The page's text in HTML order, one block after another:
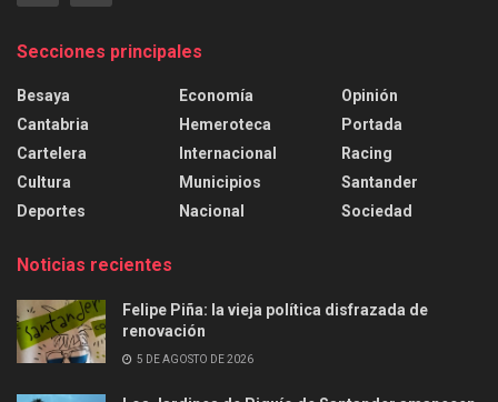
Secciones principales
Besaya
Cantabria
Cartelera
Cultura
Deportes
Economía
Hemeroteca
Internacional
Municipios
Nacional
Opinión
Portada
Racing
Santander
Sociedad
Noticias recientes
Felipe Piña: la vieja política disfrazada de
renovación
5 DE AGOSTO DE 2026